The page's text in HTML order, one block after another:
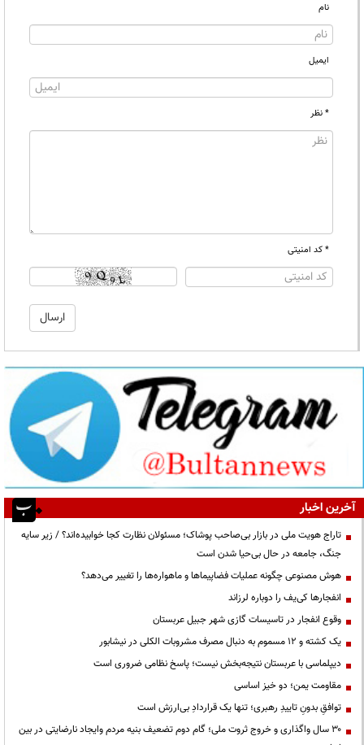
نام
ایمیل
* نظر
* کد امنیتی
آخرین اخبار
تاراج هویت ملی در بازار بی‌صاحب پوشاک؛ مسئولان نظارت کجا خوابیده‌اند؟ / زیر سایه
جنگ، جامعه در حال بی‌حیا شدن است
هوش مصنوعی چگونه عملیات فضاپیماها و ماهواره‌ها را تغییر می‌دهد؟
انفجارها کی‌یف را دوباره لرزاند
وقوع انفجار در تاسیسات گازی شهر جبیل عربستان
یک کشته و ۱۲ مسموم به دنبال مصرف مشروبات الکلی در نیشابور
دیپلماسی با عربستان نتیجه‌بخش نیست؛ پاسخ نظامی ضروری است
مقاومت یمن؛ دو خیز اساسی
توافقِ بدونِ تاییدِ رهبری؛ تنها یک قراردادِ بی‌ارزش است
۳۰ سال واگذاری و خروج ثروت ملی؛ گام دوم تضعیف بنیه مردم وایجاد نارضایتی در بین